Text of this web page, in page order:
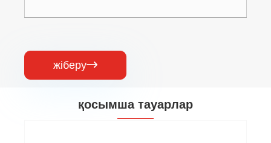
жіберу
қосымша тауарлар